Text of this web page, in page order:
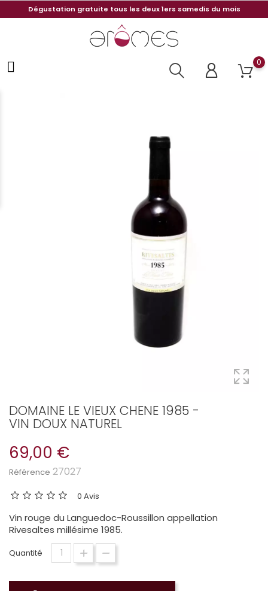
Dégustation gratuite tous les deux 1ers samedis du mois
0
DOMAINE LE VIEUX CHENE 1985 -
VIN DOUX NATUREL
69,00 €
Référence 27027
0 Avis
Vin rouge du Languedoc-Roussillon appellation
Rivesaltes millésime 1985.
Quantité